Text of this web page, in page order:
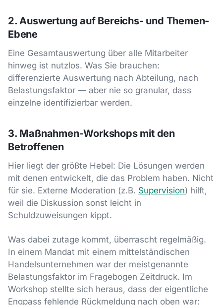
2. Auswertung auf Bereichs- und Themen-
Ebene
Eine Gesamtauswertung über alle Mitarbeiter
hinweg ist nutzlos. Was Sie brauchen:
differenzierte Auswertung nach Abteilung, nach
Belastungsfaktor — aber nie so granular, dass
einzelne identifizierbar werden.
3. Maßnahmen-Workshops mit den
Betroffenen
Hier liegt der größte Hebel: Die Lösungen werden
mit denen entwickelt, die das Problem haben. Nicht
für sie. Externe Moderation (z.B. Supervision) hilft,
weil die Diskussion sonst leicht in
Schuldzuweisungen kippt.
Was dabei zutage kommt, überrascht regelmäßig.
In einem Mandat mit einem mittelständischen
Handelsunternehmen war der meistgenannte
Belastungsfaktor im Fragebogen Zeitdruck. Im
Workshop stellte sich heraus, dass der eigentliche
Engpass fehlende Rückmeldung nach oben war: